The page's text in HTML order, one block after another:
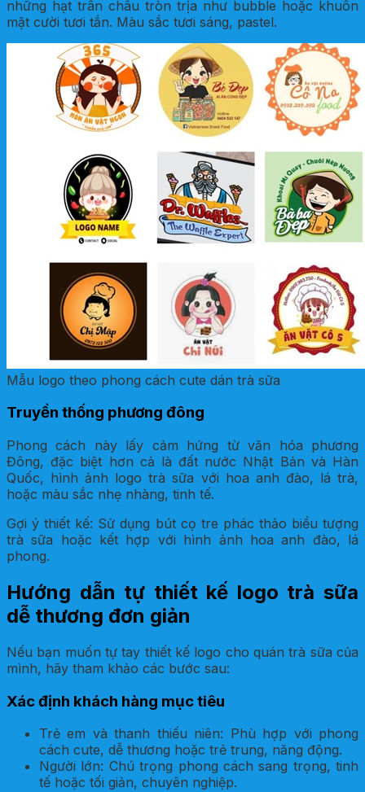
những hạt trân châu tròn trịa như bubble hoặc khuôn
mặt cười tươi tắn. Màu sắc tươi sáng, pastel.
Mẫu logo theo phong cách cute dán trà sữa
Truyền thống phương đông
Phong cách này lấy cảm hứng từ văn hóa phương
Đông, đặc biệt hơn cả là đất nước Nhật Bản và Hàn
Quốc, hình ảnh logo trà sữa với hoa anh đào, lá trà,
hoặc màu sắc nhẹ nhàng, tinh tế.
Gợi ý thiết kế: Sử dụng bút cọ tre phác thảo biểu tượng
trà sữa hoặc kết hợp với hình ảnh hoa anh đào, lá
phong.
Hướng dẫn tự thiết kế logo trà sữa
dễ thương đơn giản
Nếu bạn muốn tự tay thiết kế logo cho quán trà sữa của
mình, hãy tham khảo các bước sau:
Xác định khách hàng mục tiêu
Trẻ em và thanh thiếu niên: Phù hợp với phong
cách cute, dễ thương hoặc trẻ trung, năng động.
Người lớn: Chú trọng phong cách sang trọng, tinh
tế hoặc tối giản, chuyên nghiệp.